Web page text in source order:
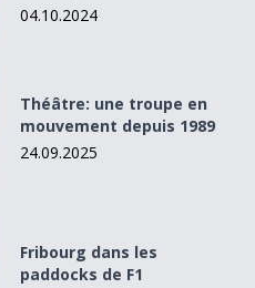
04.10.2024
depuis 1989
Théâtre: une troupe en
mouvement depuis 1989
24.09.2025
F1
Fribourg dans les
paddocks de F1